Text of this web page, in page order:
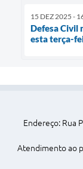
15 DEZ 2025 -
Defesa Civil
esta terça-
Endereço: Rua
Atendimento ao